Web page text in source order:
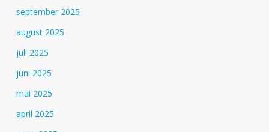
september 2025
august 2025
juli 2025
juni 2025
mai 2025
april 2025